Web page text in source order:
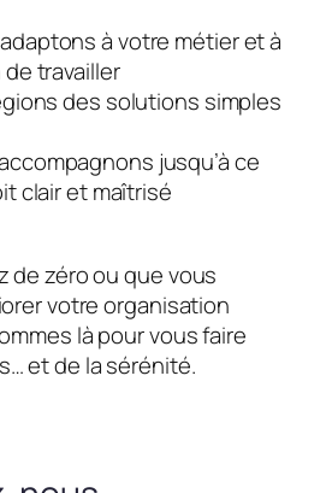
à votre métier et à
travailler
des solutions simples
jusqu’à ce
clair et maîtrisé
de zéro ou que vous
votre organisation
là pour vous faire
et de la sérénité.